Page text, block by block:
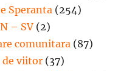
Speranta (254)
– SV (2)
comunitara (87)
de viitor (37)